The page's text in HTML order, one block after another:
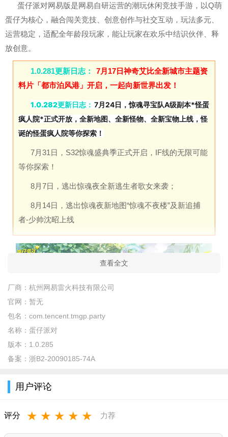
蛋仔派对网易版是网易自研运营的潮玩休闲竞技手游，以Q萌
蛋仔为核心，融合闯关竞技、创意创作与社交互动，玩法多元、
运营稳定，适配全年龄段玩家，能让玩家在欢乐中结识伙伴、释
放创意。
1.0.281更新日志：
7月17日神奇艾比全新城市主题资
料片「都市泊风港」开启，一起向新世界出发！
1.0.282更新日志： 7月24日，惊魂寻宝队A级副本*怪蛋
疯人院*正式开放，全新地图、全新怪物、全新宝物上线，怪
诞的怪蛋疯人院等你探索！
7月31日，S32惊魂盛典季正式开启，IF线的无限可能
等你探索！
8月7日，逃出惊魂夜全新逃生者歌女来袭；
8月14日，逃出惊魂夜新地图“惊魂不夜楼”及新追捕
者-少帅沈昭上线
蛋仔派对网易版怎么玩？
玩家们可以自由加入派对乐园，和好友们一起游玩各种精美
地图
查看全文
厂商： 杭州网易雷火科技有限公司
官网： 暂无
包名： com.tencent.tmgp.party
名称： 蛋仔派对
版本： 1.0.285
备案： 浙B2-20090185-74A
用户评论
评分 ★ ★ ★ ★ ★ 力荐